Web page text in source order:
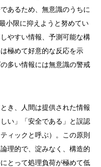
あるため、無意識のうちに
小限に抑えようと努めてい
やすい情報、予測可能な構
極めて好意的な反応を示
多い情報には無意識の警戒
き、人間は提供された情報
い」「安全である」と誤認
ィックと呼ぶ）。この原則
理的で、淀みなく、構造的
とって処理負荷が極めて低